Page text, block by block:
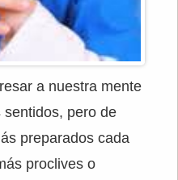
a nuestra mente
pero de
preparados cada
proclives o